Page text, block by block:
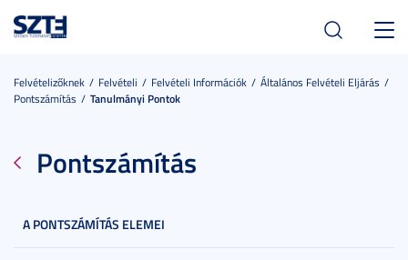
Felvételizőknek Felvételi Felvételi Információk
Általános Felvételi Eljárás
Pontszámítás
Tanulmányi Pontok
Pontszámítás
A PONTSZÁMÍTÁS ELEMEI